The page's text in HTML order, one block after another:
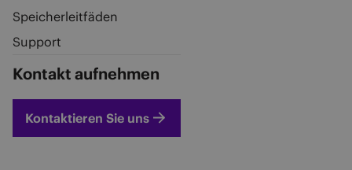
Speicherleitfäden
Support
Kontakt aufnehmen
Kontaktieren Sie uns